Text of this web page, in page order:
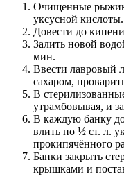
Очищенные
уксусной кислоты.
Довести до
Залить новой
мин.
Ввести лавровый
сахаром,
В
утрамбовывая, и
В каждую банку
влить по ½ ст. л.
прокипячённого
Банки закрыть
крышками и